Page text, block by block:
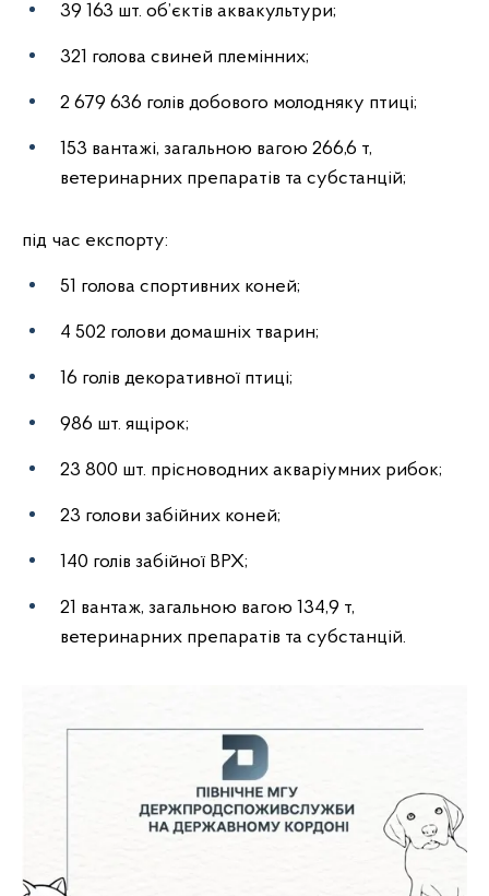
39 163 шт. об’єктів аквакультури;
321 голова свиней племінних;
2 679 636 голів добового молодняку птиці;
153 вантажі, загальною вагою 266,6 т,
ветеринарних препаратів та субстанцій;
під час експорту:
51 голова спортивних коней;
4 502 голови домашніх тварин;
16 голів декоративної птиці;
986 шт. ящірок;
23 800 шт. прісноводних акваріумних рибок;
23 голови забійних коней;
140 голів забійної ВРХ;
21 вантаж, загальною вагою 134,9 т,
ветеринарних препаратів та субстанцій.